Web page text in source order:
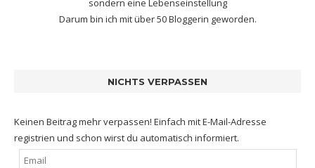
sondern eine Lebenseinstellung
Darum bin ich mitüber 50 Bloggerin geworden.
NICHTS VERPASSEN
Keinen Beitrag mehr verpassen! Einfach mit E-Mail-Adresse
registrien und schon wirst du automatisch informiert.